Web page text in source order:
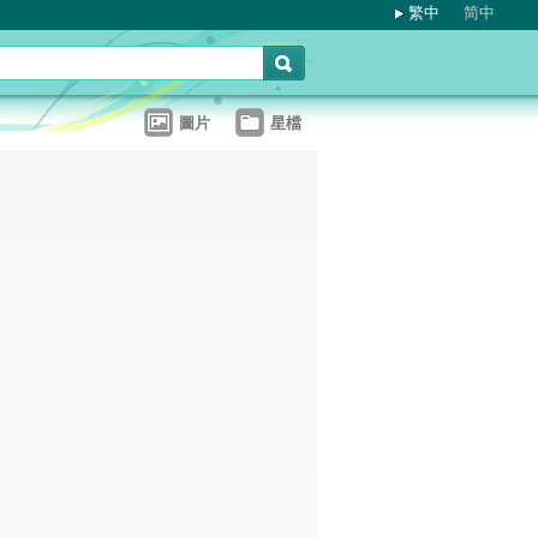
繁中 简中
圖片 星檔